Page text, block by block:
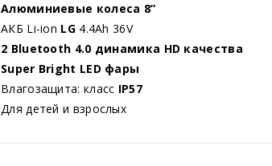
Алюминиевые колеса 8”
АКБ Li-ion LG 4.4Ah 36V
2 Bluetooth 4.0 динамика HD качества
Super Bright LED фары
Влагозащита: класс IP57
Для детей и взрослых